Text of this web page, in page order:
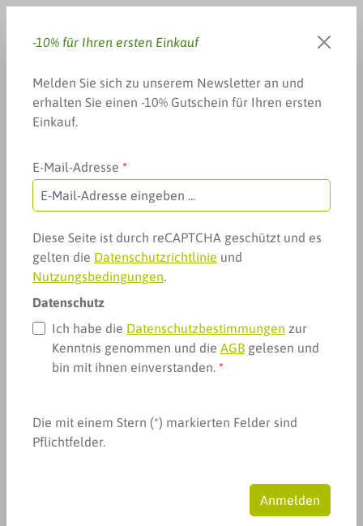
Du hast 0 Produkte auf dem
Warenkorb
Geschenke, Specials & mehr
Autismus & Asperger
Autismus & Asperger
Produkte filtern
Keine Produkte gefunden.
-10% für Ihren ersten Einkauf
Melden Sie sich zu unserem Newsletter an und
erhalten Sie einen -10% Gutschein für Ihren ersten
Einkauf.
E-Mail-Adresse *
Diese Seite ist durch reCAPTCHA geschützt und es
gelten die Datenschutzrichtlinie und
Nutzungsbedingungen.
Datenschutz
Ich habe die Datenschutzbestimmungen zur
Kenntnis genommen und die AGB gelesen und
bin mit ihnen einverstanden. *
Die mit einem Stern (*) markierten Felder sind
Pflichtfelder.
Anmelden